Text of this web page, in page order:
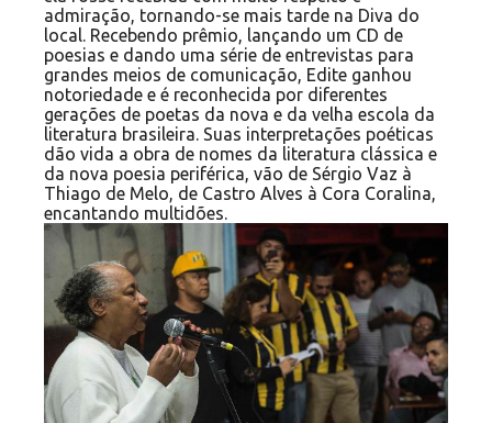
admiração, tornando-se mais tarde na Diva do
local. Recebendo prêmio, lançando um CD de
poesias e dando uma série de entrevistas para
grandes meios de comunicação, Edite ganhou
notoriedade e é reconhecida por diferentes
gerações de poetas da nova e da velha escola da
literatura brasileira. Suas interpretações poéticas
dão vida a obra de nomes da literatura clássica e
da nova poesia periférica, vão de Sérgio Vaz à
Thiago de Melo, de Castro Alves à Cora Coralina,
encantando multidões.